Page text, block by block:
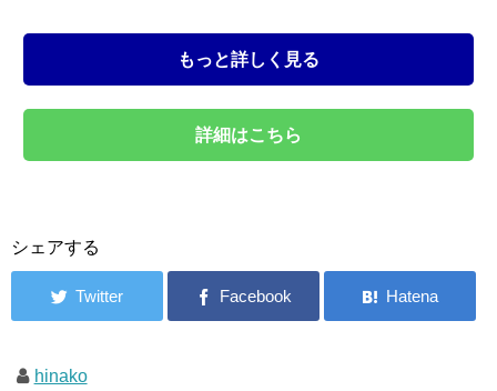
もっと詳しく見る
詳細はこちら
シェアする
hinako